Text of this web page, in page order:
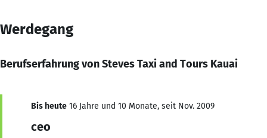
Werdegang
Berufserfahrung von Steves Taxi and Tours Kauai
Bis heute 16 Jahre und 10 Monate, seit Nov. 2009
ceo